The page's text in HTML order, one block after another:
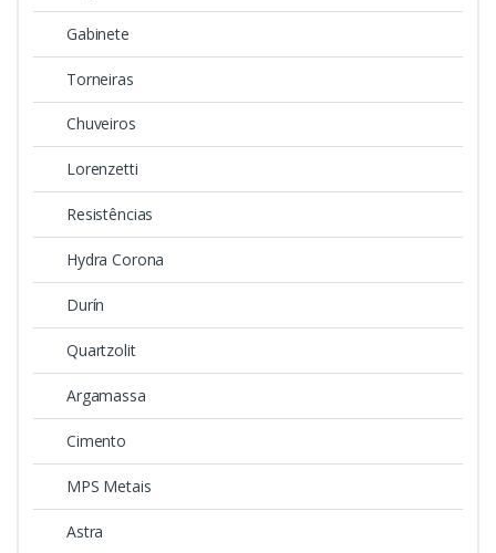
Gabinete
Torneiras
Chuveiros
Lorenzetti
Resistências
Hydra Corona
Durín
Quartzolit
Argamassa
Cimento
MPS Metais
Astra